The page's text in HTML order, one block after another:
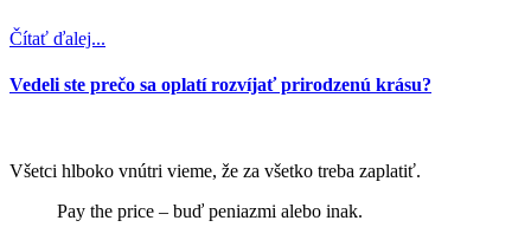
Čítať ďalej...
Vedeli ste prečo sa oplatí rozvíjať prirodzenú krásu?
Všetci hlboko vnútri vieme, že za všetko treba zaplatiť.
Pay the price – buď peniazmi alebo inak.